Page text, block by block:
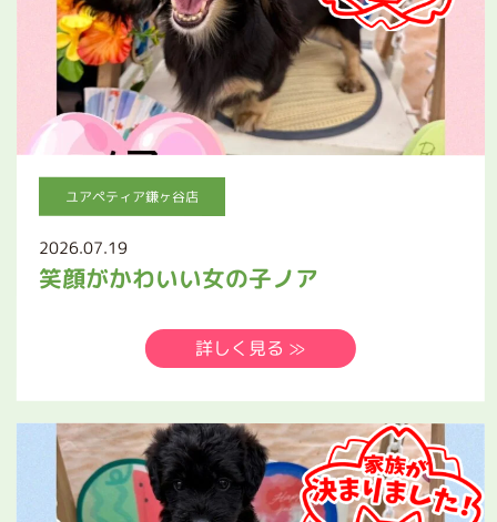
ユアペティア鎌ヶ谷店
2026.07.19
笑顔がかわいい女の子ノア
詳しく見る ≫